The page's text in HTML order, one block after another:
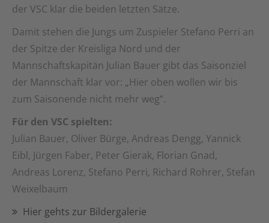
der VSC klar die beiden letzten Sätze.
Damit stehen die Jungs um Zuspieler Stefano Perri an
der Spitze der Kreisliga Nord und der
Mannschaftskapitän Julian Bauer gibt das Saisonziel
der Mannschaft klar vor: „Hier oben wollen wir bis
zum Saisonende nicht mehr weg“.
Für den VSC spielten:
Julian Bauer, Oliver Bürge, Andreas Dengg, Yannick
Eibl, Jürgen Faber, Peter Gierak, Florian Gnad,
Andreas Lorenz, Stefano Perri, Richard Rohrer, Stefan
Weixelbaum
Hier gehts zur Bildergalerie